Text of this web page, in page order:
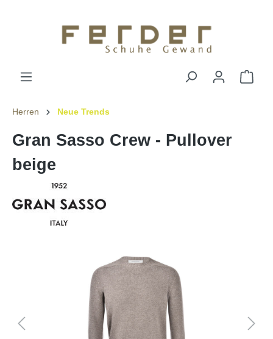
Herren Neue Trends
Gran Sasso Crew - Pullover
beige